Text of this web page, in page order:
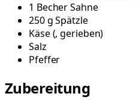
1 BecherSahne
250gSpätzle
Käse(, gerieben)
Salz
Pfeffer
Zubereitung